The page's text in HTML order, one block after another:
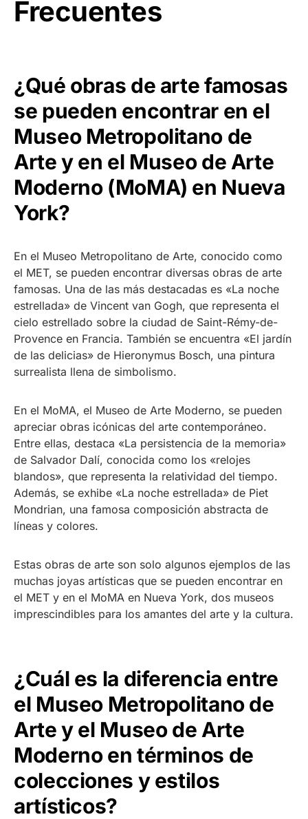
Frecuentes
¿Qué obras de arte famosas
se pueden encontrar en el
Museo Metropolitano de
Arte y en el Museo de Arte
Moderno (MoMA) en Nueva
York?
En el Museo Metropolitano de Arte, conocido como
el MET, se pueden encontrar diversas obras de arte
famosas. Una de las más destacadas es «La noche
estrellada» de Vincent van Gogh, que representa el
cielo estrellado sobre la ciudad de Saint-Rémy-de-
Provence en Francia. También se encuentra «El jardín
de las delicias» de Hieronymus Bosch, una pintura
surrealista llena de simbolismo.
En el MoMA, el Museo de Arte Moderno, se pueden
apreciar obras icónicas del arte contemporáneo.
Entre ellas, destaca «La persistencia de la memoria»
de Salvador Dalí, conocida como los «relojes
blandos», que representa la relatividad del tiempo.
Además, se exhibe «La noche estrellada» de Piet
Mondrian, una famosa composición abstracta de
líneas y colores.
Estas obras de arte son solo algunos ejemplos de las
muchas joyas artísticas que se pueden encontrar en
el MET y en el MoMA en Nueva York, dos museos
imprescindibles para los amantes del arte y la cultura.
¿Cuál es la diferencia entre
el Museo Metropolitano de
Arte y el Museo de Arte
Moderno en términos de
colecciones y estilos
artísticos?